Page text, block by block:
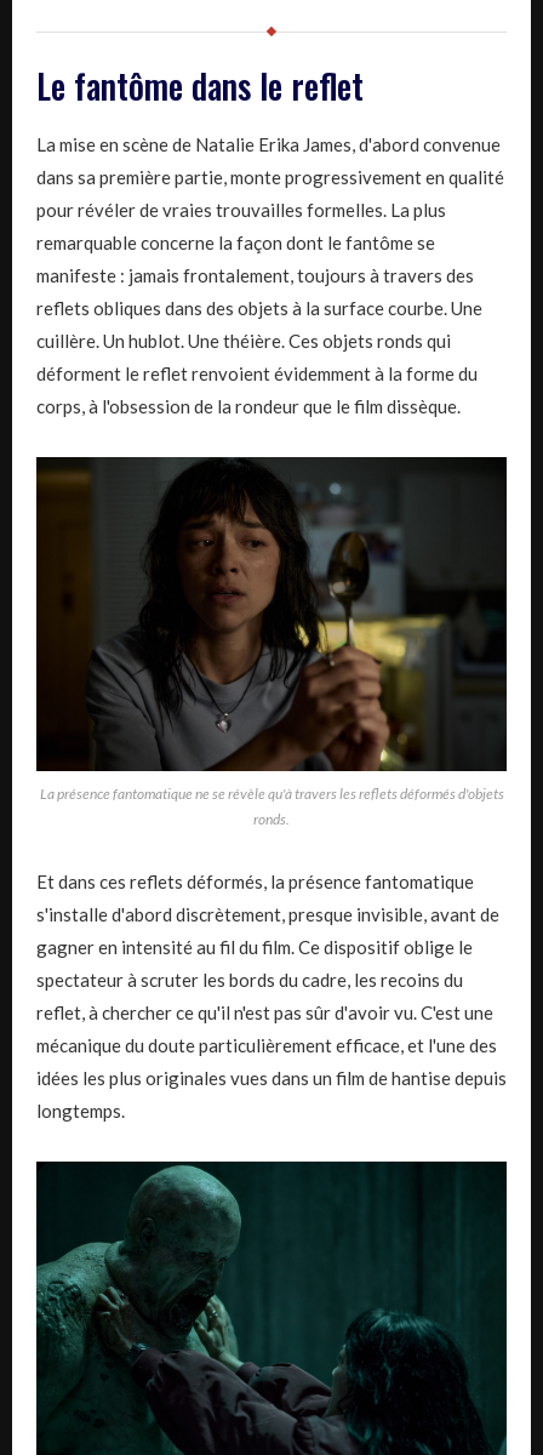
Le fantôme dans le reflet
La mise en scène de Natalie Erika James, d'abord convenue
dans sa première partie, monte progressivement en qualité
pour révéler de vraies trouvailles formelles. La plus
remarquable concerne la façon dont le fantôme se
manifeste : jamais frontalement, toujours à travers des
reflets obliques dans des objets à la surface courbe. Une
cuillère. Un hublot. Une théière. Ces objets ronds qui
déforment le reflet renvoient évidemment à la forme du
corps, à l'obsession de la rondeur que le film dissèque.
La présence fantomatique ne se révèle qu'à travers les reflets déformés d'objets
ronds.
Et dans ces reflets déformés, la présence fantomatique
s'installe d'abord discrètement, presque invisible, avant de
gagner en intensité au fil du film. Ce dispositif oblige le
spectateur à scruter les bords du cadre, les recoins du
reflet, à chercher ce qu'il n'est pas sûr d'avoir vu. C'est une
mécanique du doute particulièrement efficace, et l'une des
idées les plus originales vues dans un film de hantise depuis
longtemps.